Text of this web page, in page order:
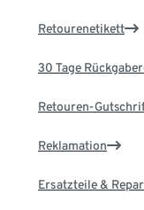
Retourenetikett
30 Tage
Retouren-
Reklamation
Ersatzteile &